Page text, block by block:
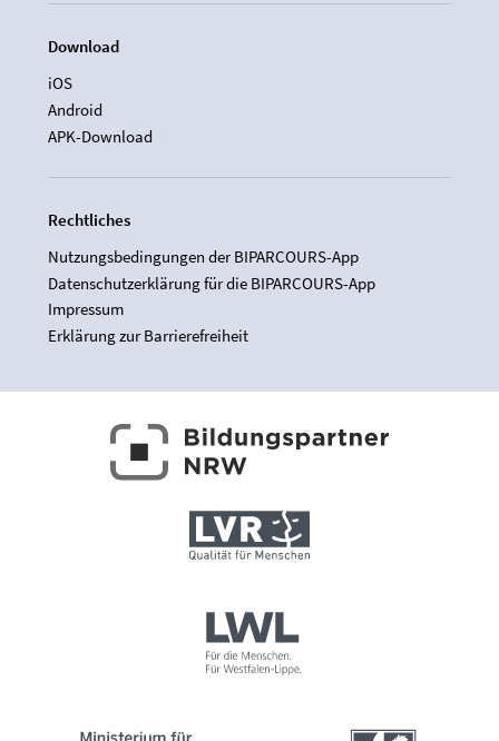
Download
iOS
Android
APK-Download
Rechtliches
Nutzungsbedingungen der BIPARCOURS-App
Datenschutzerklärung für die BIPARCOURS-App
Impressum
Erklärung zur Barrierefreiheit